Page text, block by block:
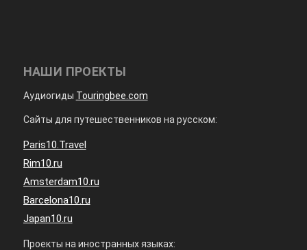
НАШИ ПРОЕКТЫ
Аудиогиды Touringbee.com
Сайты для путешественников на русском:
Paris10.Travel
Rim10.ru
Amsterdam10.ru
Barcelona10.ru
Japan10.ru
Проекты на иностранных языках: